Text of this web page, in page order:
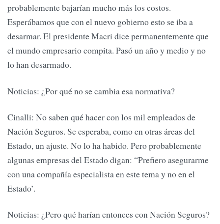
probablemente bajarían mucho más los costos.
Esperábamos que con el nuevo gobierno esto se iba a
desarmar. El presidente Macri dice permanentemente que
el mundo empresario compita. Pasó un año y medio y no
lo han desarmado.
Noticias: ¿Por qué no se cambia esa normativa?
Cinalli: No saben qué hacer con los mil empleados de
Nación Seguros. Se esperaba, como en otras áreas del
Estado, un ajuste. No lo ha habido. Pero probablemente
algunas empresas del Estado digan: “Prefiero asegurarme
con una compañía especialista en este tema y no en el
Estado’.
Noticias: ¿Pero qué harían entonces con Nación Seguros?